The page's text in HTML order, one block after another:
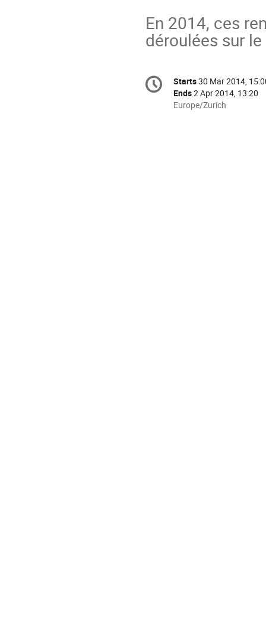
En 2014, ces
déroulées sur
Conference
information
Date/Time
Starts30 Mar 2014,
Ends2 Apr 2014, 13:20
All
Europe/Zurich